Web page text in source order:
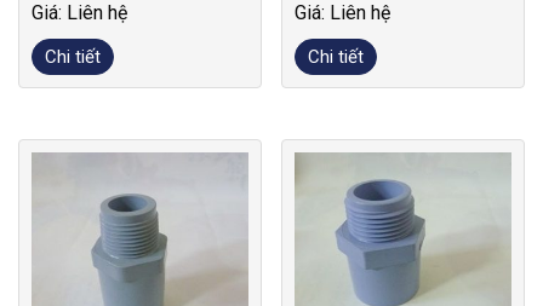
Giá: Liên hệ
Chi tiết
Giá: Liên hệ
Chi tiết